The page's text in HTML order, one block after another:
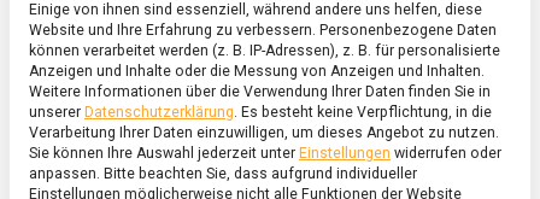
Einige von ihnen sind essenziell, während andere uns helfen, diese
Website und Ihre Erfahrung zu verbessern. Personenbezogene Daten
können verarbeitet werden (z. B. IP-Adressen), z. B. für personalisierte
Anzeigen und Inhalte oder die Messung von Anzeigen und Inhalten.
Weitere Informationen über die Verwendung Ihrer Daten finden Sie in
unserer Datenschutzerklärung. Es besteht keine Verpflichtung, in die
Verarbeitung Ihrer Daten einzuwilligen, um dieses Angebot zu nutzen.
Sie können Ihre Auswahl jederzeit unter Einstellungen widerrufen oder
anpassen. Bitte beachten Sie, dass aufgrund individueller
Einstellungen möglicherweise nicht alle Funktionen der Website